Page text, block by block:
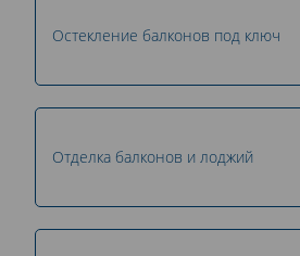
Остекление балконов под ключ
Отделка балконов и лоджий